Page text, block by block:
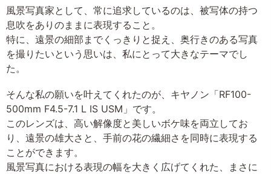
風景写真家として、常に追求しているのは、被写体の持つ
息吹をありのままに表現すること。
特に、遠景の細部までくっきりと捉え、奥行きのある写真
を撮りたいという思いは、私にとって大きなテーマでし
た。
そんな私の願いを叶えてくれたのが、キヤノン「RF100-
500mm F4.5-7.1 L IS USM」です。
このレンズは、高い解像度と美しいボケ味を両立してお
り、遠景の雄大さと、手前の花の繊細さを同時に表現する
ことができます。
風景写真における表現の幅を大きく広げてくれた、まさに